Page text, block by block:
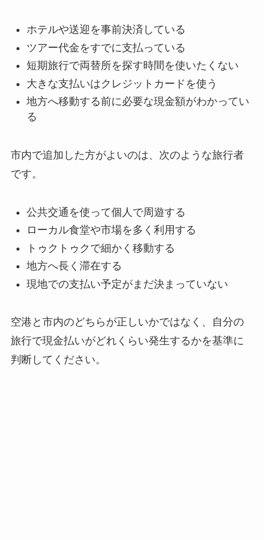
ホテルや送迎を事前決済している
ツアー代金をすでに支払っている
短期旅行で両替所を探す時間を使いたくない
大きな支払いはクレジットカードを使う
地方へ移動する前に必要な現金額がわかってい
る
市内で追加した方がよいのは、次のような旅行者
です。
公共交通を使って個人で周遊する
ローカル食堂や市場を多く利用する
トゥクトゥクで細かく移動する
地方へ長く滞在する
現地での支払い予定がまだ決まっていない
空港と市内のどちらが正しいかではなく、自分の
旅行で現金払いがどれくらい発生するかを基準に
判断してください。